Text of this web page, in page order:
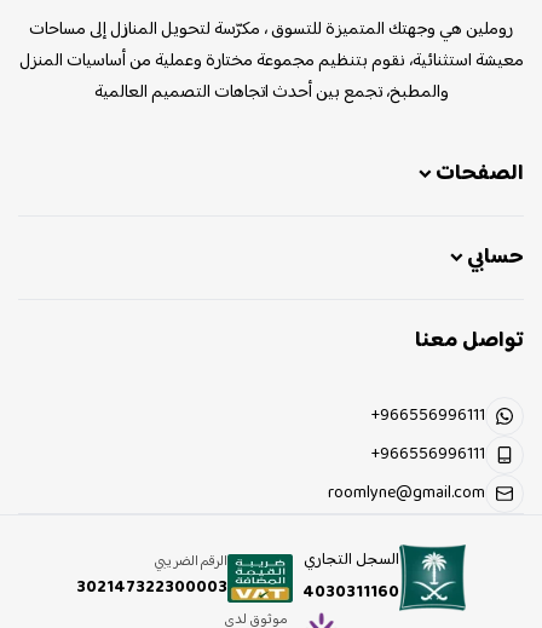
روملين هي وجهتك المتميزة للتسوق ، مكرّسة لتحويل المنازل إلى مساحات
معيشة استثنائية، نقوم بتنظيم مجموعة مختارة وعملية من أساسيات المنزل
والمطبخ، تجمع بين أحدث اتجاهات التصميم العالمية
الصفحات
حسابي
تواصل معنا
+966556996111
+966556996111
roomlyne@gmail.com
السجل التجاري
4030311160
الرقم الضريبي
302147322300003
موثوق لدى